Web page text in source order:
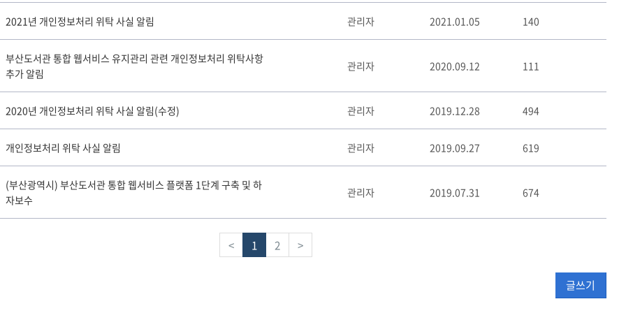
2021년 개인정보처리 위탁 사실 알림 관리자 2021.01.05 140
부산도서관 통합 웹서비스 유지관리 관련 개인정보처리 위탁사항
추가 알림
관리자 2020.09.12 111
2020년 개인정보처리 위탁 사실 알림(수정) 관리자 2019.12.28 494
개인정보처리 위탁 사실 알림 관리자 2019.09.27 619
(부산광역시) 부산도서관 통합 웹서비스 플랫폼 1단계 구축 및 하
자보수
관리자 2019.07.31 674
< 1 2 >
글쓰기